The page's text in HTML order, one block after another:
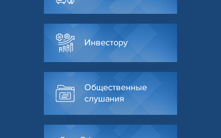
Инвестору
Общественные
слушания